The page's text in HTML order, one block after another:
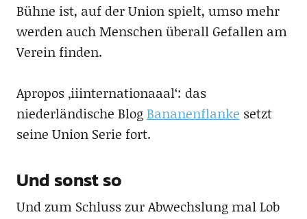
Bühne ist, auf der Union spielt, umso mehr
werden auch Menschen überall Gefallen am
Verein finden.
Apropos ‚iiinternationaaal‘: das
niederländische BlogBananenflanke setzt
seine Union Serie fort.
Und sonst so
Und zum Schluss zur Abwechslung mal Lob